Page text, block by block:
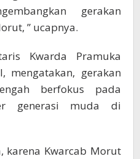
gerakan
” ucapnya.
Kwarda Pramuka
mengatakan, gerakan
berfokus pada
generasi muda di
karena Kwarcab Morut